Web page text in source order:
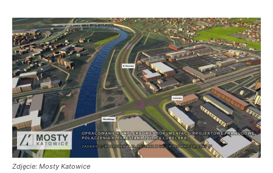
Zdjęcie: Mosty Katowice